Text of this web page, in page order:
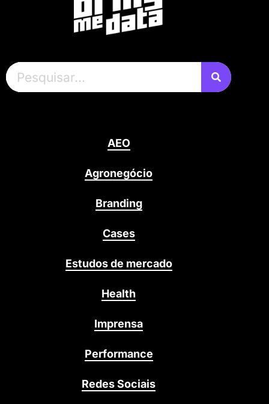
AEO
Agronegócio
Branding
Cases
Estudos de mercado
Health
Imprensa
Performance
Redes Sociais